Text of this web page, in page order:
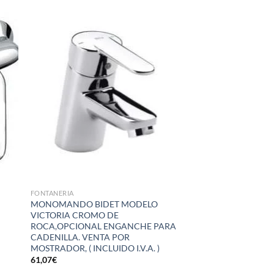
FONTANERIA
MONOMANDO BIDET MODELO
VICTORIA CROMO DE
ROCA,OPCIONAL ENGANCHE PARA
CADENILLA. VENTA POR
MOSTRADOR, ( INCLUIDO I.V.A. )
61,07€